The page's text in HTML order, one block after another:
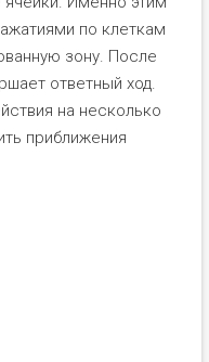
по клеткам
зону. После
ответный ход.
на несколько
приближения